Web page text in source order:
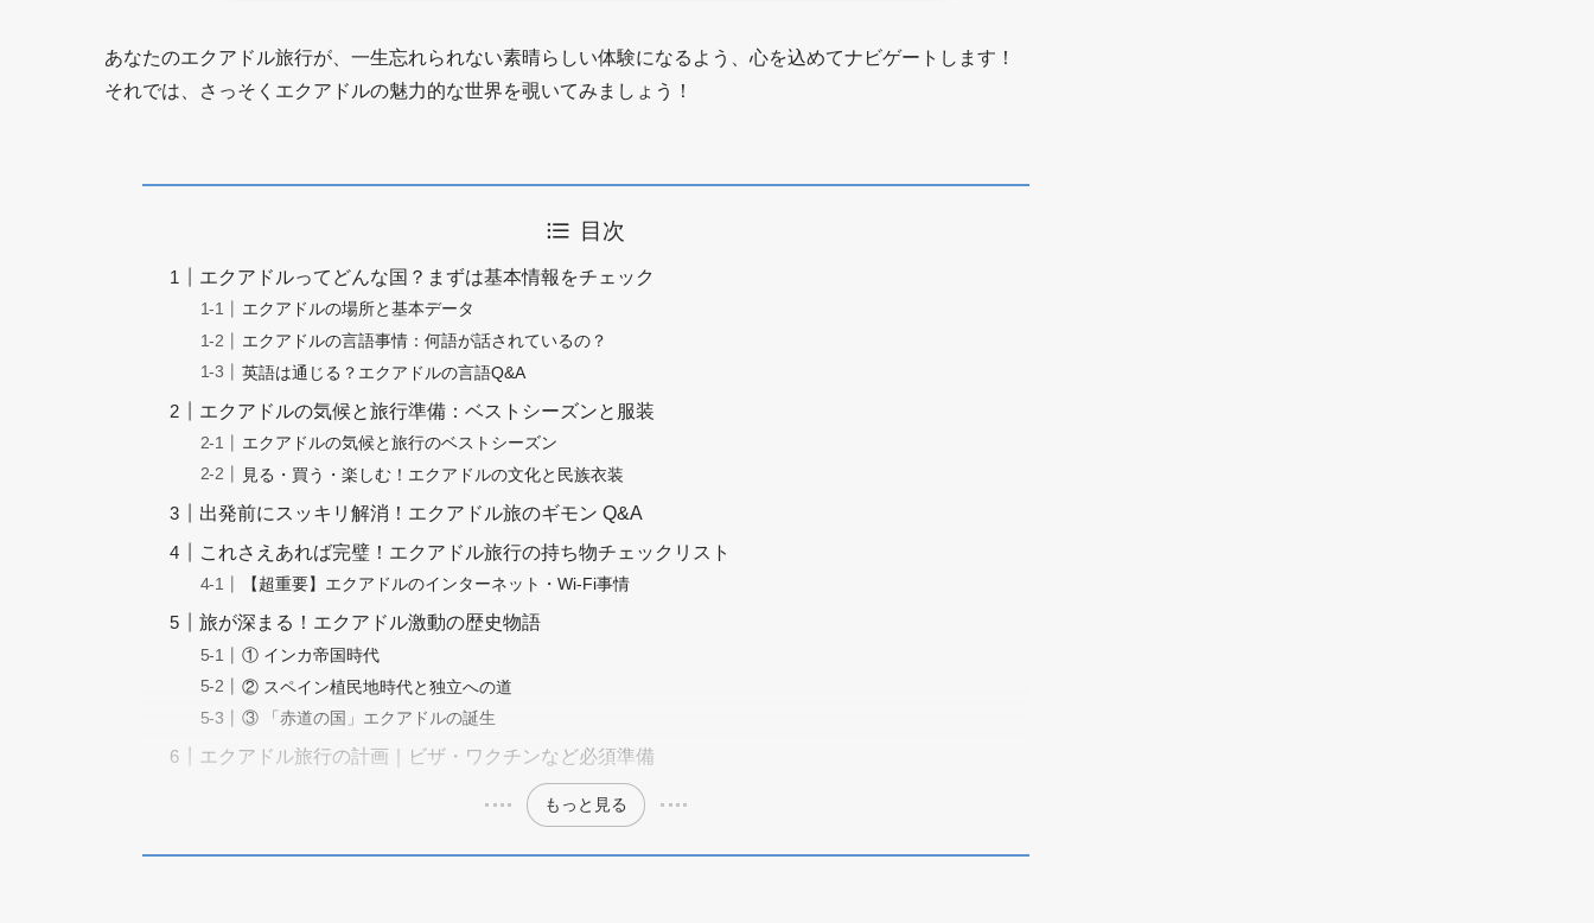
あなたのエクアドル旅行が、一生忘れられない素晴らしい体験になるよう、心を込めてナビゲートします！
それでは、さっそくエクアドルの魅力的な世界を覗いてみましょう！
目次
エクアドルってどんな国？まずは基本情報をチェック
エクアドルの場所と基本データ
エクアドルの言語事情：何語が話されているの？
英語は通じる？エクアドルの言語Q&A
エクアドルの気候と旅行準備：ベストシーズンと服装
エクアドルの気候と旅行のベストシーズン
見る・買う・楽しむ！エクアドルの文化と民族衣装
出発前にスッキリ解消！エクアドル旅のギモン Q&A
これさえあれば完璧！エクアドル旅行の持ち物チェックリスト
【超重要】エクアドルのインターネット・Wi-Fi事情
旅が深まる！エクアドル激動の歴史物語
① インカ帝国時代
② スペイン植民地時代と独立への道
③ 「赤道の国」エクアドルの誕生
エクアドル旅行の計画｜ビザ・ワクチンなど必須準備
もっと見る